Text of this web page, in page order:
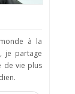
à la
je partage
de vie plus